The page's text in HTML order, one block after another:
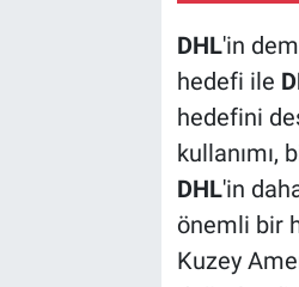
DHL'in
hedefi ile
hedefini
kullanımı,
DHL'in
önemli bir
Kuzey